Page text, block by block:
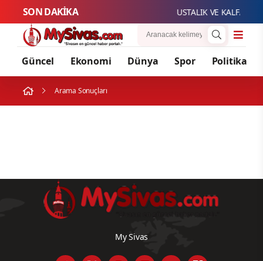
SON DAKİKA USTALIK VE KALFALIK
Güncel Ekonomi Dünya Spor Politika
Arama Sonuçları
My Sivas